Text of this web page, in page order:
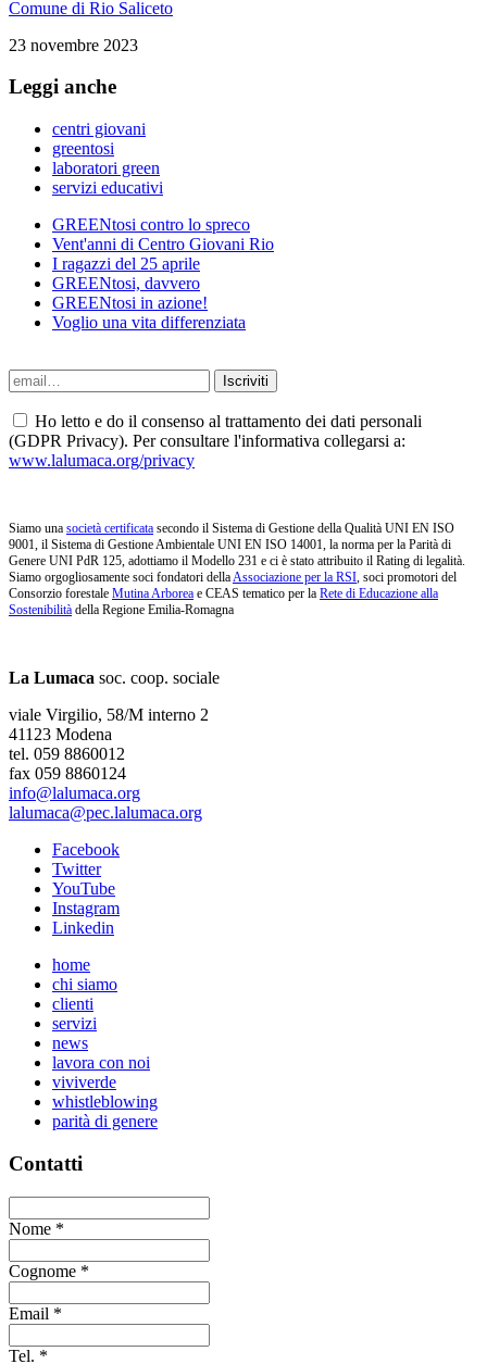
Comune di Rio Saliceto
23 novembre 2023
Leggi anche
centri giovani
greentosi
laboratori green
servizi educativi
GREENtosi contro lo spreco
Vent'anni di Centro Giovani Rio
I ragazzi del 25 aprile
GREENtosi, davvero
GREENtosi in azione!
Voglio una vita differenziata
Ho letto e do il consenso al trattamento dei dati personali
(GDPR Privacy). Per consultare l'informativa collegarsi a:
www.lalumaca.org/privacy
Siamo una società certificata secondo il Sistema di Gestione della Qualità UNI EN ISO
9001, il Sistema di Gestione Ambientale UNI EN ISO 14001, la norma per la Parità di
Genere UNI PdR 125, adottiamo il Modello 231 e ci è stato attribuito il Rating di legalità.
Siamo orgogliosamente soci fondatori dellaAssociazione per la RSI, soci promotori del
Consorzio forestale Mutina Arborea e CEAS tematico per la Rete di Educazione alla
Sostenibilità della Regione Emilia-Romagna
La Lumaca soc. coop. sociale
viale Virgilio, 58/M interno 2
41123 Modena
tel. 059 8860012
fax 059 8860124
info@lalumaca.org
lalumaca@pec.lalumaca.org
Facebook
Twitter
YouTube
Instagram
Linkedin
home
chi siamo
clienti
servizi
news
lavora con noi
viviverde
whistleblowing
parità di genere
Contatti
Nome *
Cognome *
Email *
Tel. *